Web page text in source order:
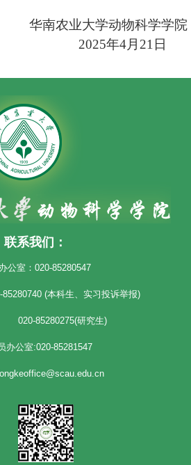
华南农业大学动物科学学院
2025年4月 21 日
联系我们：
公室：020-85280547
(本科生、实习投诉举报)
研究生)
办公室:020-85281547